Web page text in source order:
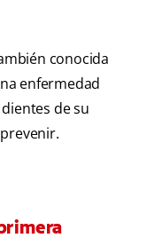
conocida
enfermedad
de su